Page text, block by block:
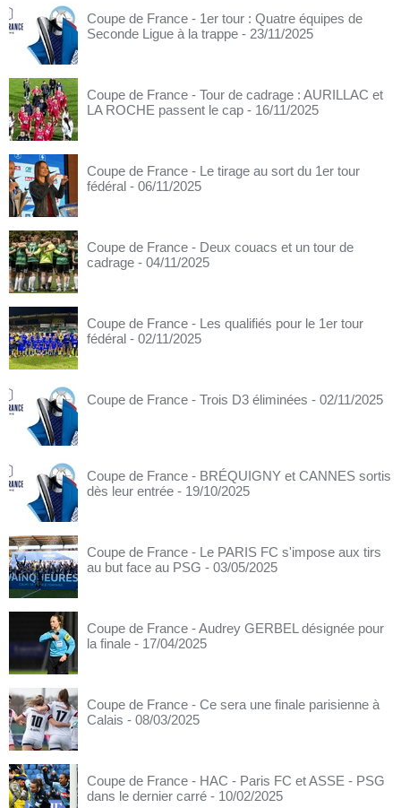
Coupe de France - 1er tour : Quatre équipes de
Seconde Ligue à la trappe - 23/11/2025
Coupe de France - Tour de cadrage : AURILLAC et
LA ROCHE passent le cap - 16/11/2025
Coupe de France - Le tirage au sort du 1er tour
fédéral - 06/11/2025
Coupe de France - Deux couacs et un tour de
cadrage - 04/11/2025
Coupe de France - Les qualifiés pour le 1er tour
fédéral - 02/11/2025
Coupe de France - Trois D3 éliminées - 02/11/2025
Coupe de France - BRÉQUIGNY et CANNES sortis
dès leur entrée - 19/10/2025
Coupe de France - Le PARIS FC s'impose aux tirs
au but face au PSG - 03/05/2025
Coupe de France - Audrey GERBEL désignée pour
la finale - 17/04/2025
Coupe de France - Ce sera une finale parisienne à
Calais - 08/03/2025
Coupe de France - HAC - Paris FC et ASSE - PSG
dans le dernier carré - 10/02/2025